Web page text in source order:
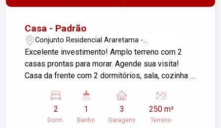
Casa - Padrão
Conjunto Residencial Araretama -
Pindamonhangaba/SP
Excelente investimento! Amplo terreno com 2
casas prontas para morar. Agende sua visita!
Casa da frente com 2 dormitórios, sala, cozinha e
banheiro. Aceita propostas e imóvel rural, chácara
como parte de pagamento ou permuta mesmo
em outra cidade.
2
Dorm.
1
Banho
3
Garagens
250 m²
Terreno